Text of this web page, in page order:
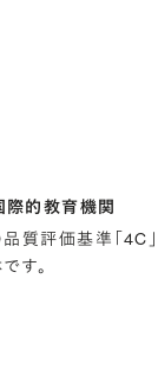
際的教育機関
質評価基準「4C
す。